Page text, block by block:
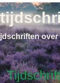
over